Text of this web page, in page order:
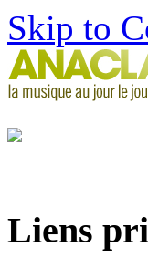
Skip to
Liens